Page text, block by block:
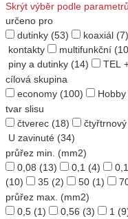
Skrýt výběr podle parametrů
určeno pro
dutinky (53) koaxiál (7)
kontakty
multifunkční
piny a dutinky (14) TEL
cílová skupina
economy (100) Hobby
tvar slisu
čtverec (18) čtyřtrnový
U zavinuté (34)
průřez min. (mm2)
0,08 (13) 0,1 (4)
(10)
35 (2) 50 (1)
průřez max. (mm2)
0,5 (1) 0,56 (3) 1